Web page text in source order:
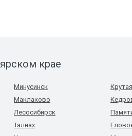
крае
Минусинск
Маклаково
Лесосибирск
Талнах
Крутая